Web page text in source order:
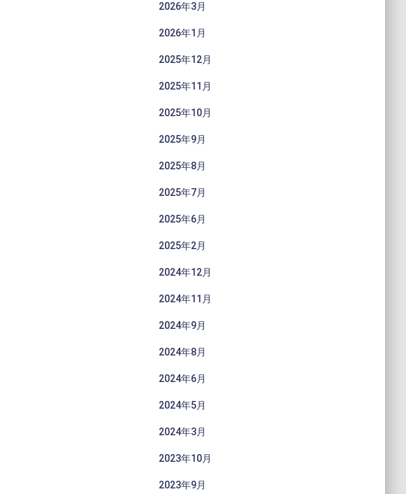
2026年3月
2026年1月
2025年12月
2025年11月
2025年10月
2025年9月
2025年8月
2025年7月
2025年6月
2025年2月
2024年12月
2024年11月
2024年9月
2024年8月
2024年6月
2024年5月
2024年3月
2023年10月
2023年9月